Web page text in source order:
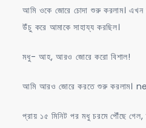
আমি ওকে জোরে চোদা শুরু করলাম। এখন
উঁচু করে আমাকে সাহায্য করছিল।
মধু- আহ, আরও জোরে করো বিশাল!
আমি আরও জোরে করতে শুরু
প্রায় ১৫ মিনিট পর মধু চরমে পৌঁছে